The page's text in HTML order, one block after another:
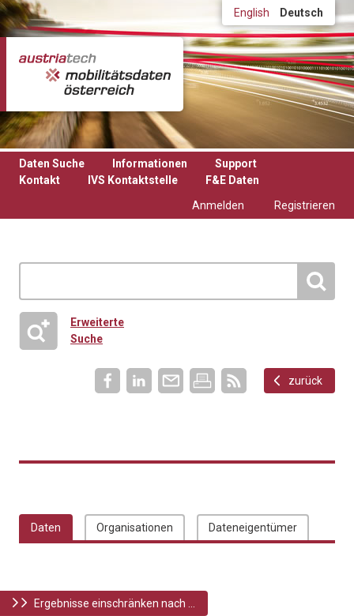
Direkt zum Inhalt English Deutsch
Daten Suche Informationen
Support
Kontakt
IVS Kontaktstelle
F&E Daten
Anmelden
Registrieren
Erweiterte
Suche
zurück
Daten Organisationen Dateneigentümer
Ergebnisse einschränken nach ...